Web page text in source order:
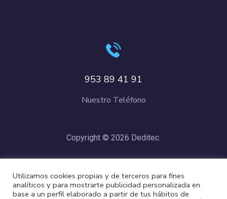
953 89 41 91
Nuestro Teléfono
Copyright © 2026 Deditec.
Cookies
Utilizamos cookies propias y de terceros para fines
analíticos y para mostrarte publicidad personalizada en
base a un perfil elaborado a partir de tus hábitos de